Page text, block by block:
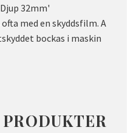
32mm'
med en skyddsfilm. A
bockas i maskin